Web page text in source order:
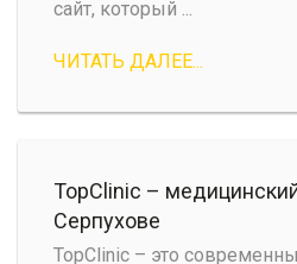
сайт, который ...
ЧИТАТЬ ДАЛЕЕ...
TopClinic –
Серпухове
TopClinic – это